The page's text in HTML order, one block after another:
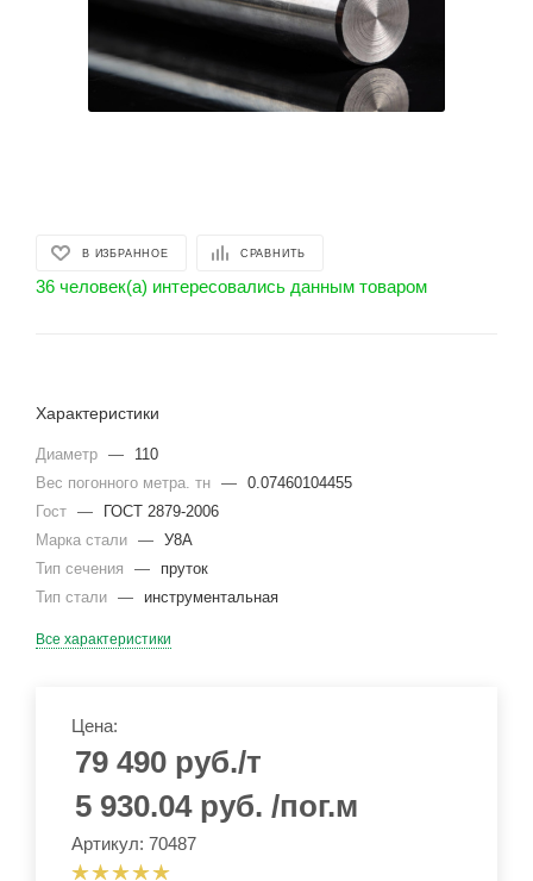
В ИЗБРАННОЕ СРАВНИТЬ
36 человек(а) интересовались данным товаром
Характеристики
Диаметр —
110
Вес погонного метра. тн — 0.07460104455
Гост —
ГОСТ 2879-2006
Марка стали — У8А
Тип сечения
—
пруток
Тип стали — инструментальная
Все характеристики
Цена:
79 490 руб./т
5 930.04 руб. /пог.м
Артикул: 70487